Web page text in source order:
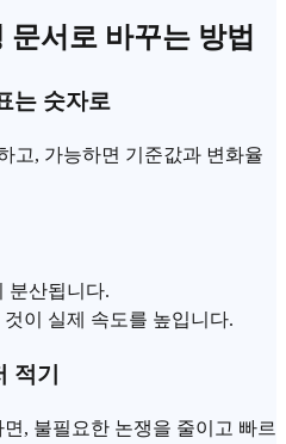
서로 바꾸는 방법
는 숫자로
고, 가능하면 기준값과 변화율
분산됩니다.
이 실제 속도를 높입니다.
적기
, 불필요한 논쟁을 줄이고 빠르